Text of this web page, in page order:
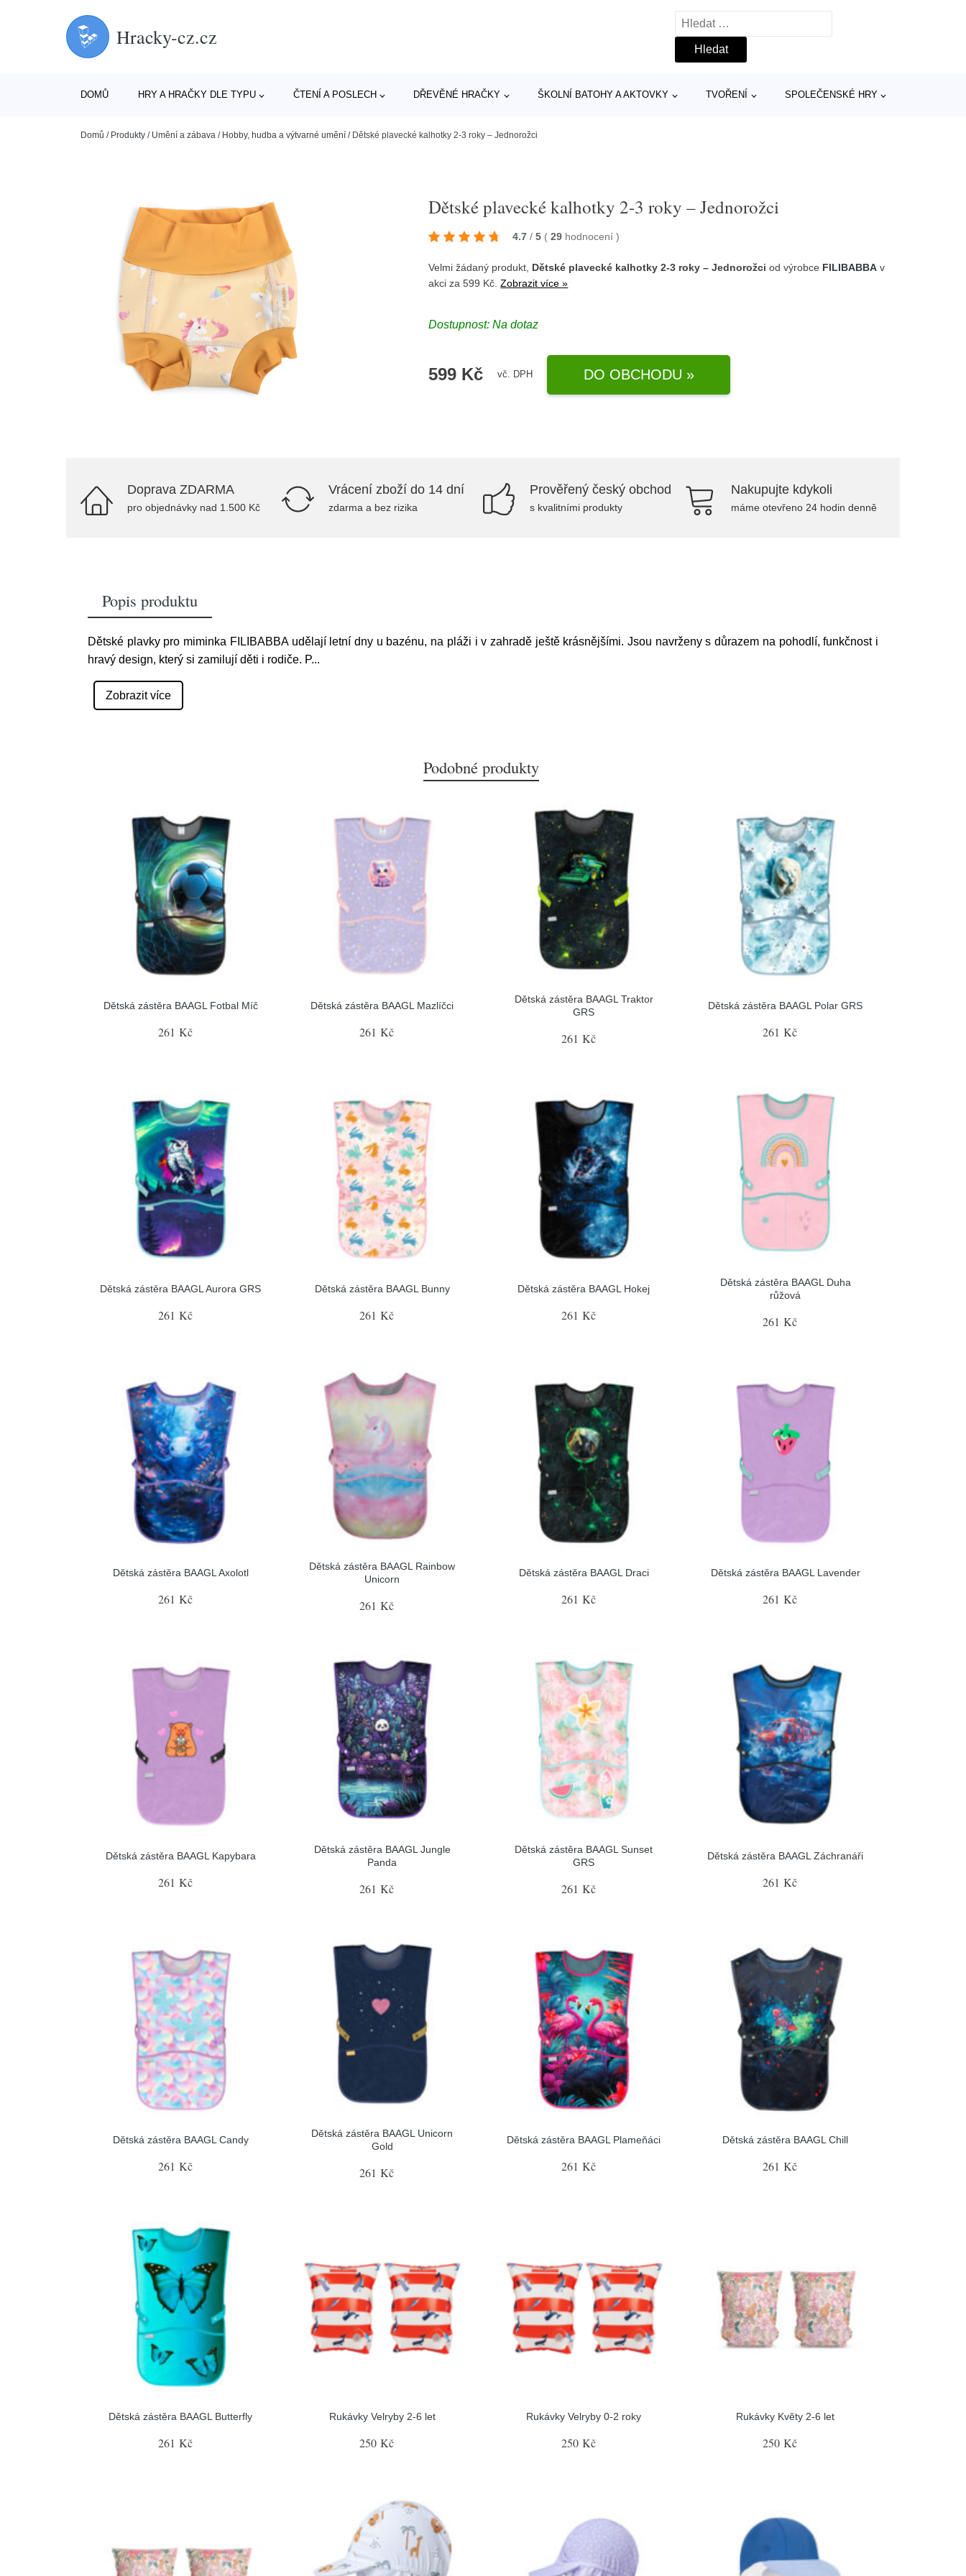
Hracky-cz.cz
Vyhledávání
DOMŮ HRY A HRAČKY DLE TYPU ČTENÍ A POSLECH DŘEVĚNÉ HRAČKY ŠKOLNÍ BATOHY A AKTOVKY TVOŘENÍ SPOLEČENSKÉ HRY
Domů / Produkty / Umění a zábava / Hobby, hudba a výtvarné umění / Dětské plavecké kalhotky 2-3 roky – Jednorožci
Dětské plavecké kalhotky 2-3 roky – Jednorožci
4.7 / 5 ( 29 hodnocení)
Velmi žádaný produkt, Dětské plavecké kalhotky 2-3 roky – Jednorožci od výrobce FILIBABBA v
akci za 599 Kč.Zobrazit více »
Dostupnost: Na dotaz
599 Kč vč. DPH DO OBCHODU »
Doprava ZDARMA
pro objednávky nad 1.500 Kč
Vrácení zboží do 14 dní
zdarma a bez rizika
Prověřený český obchod
s kvalitními produkty
Nakupujte kdykoli
máme otevřeno 24 hodin denně
Popis produktu
Dětské plavky pro miminka FILIBABBA udělají letní dny u bazénu, na pláži i v zahradě ještě krásnějšími. Jsou navrženy s důrazem na pohodlí, funkčnost i
hravý design, který si zamilují děti i rodiče. P...
Zobrazit více
Podobné produkty
Dětská zástěra BAAGL Fotbal Míč
261 Kč
Dětská zástěra BAAGL Mazlíčci
261 Kč
Dětská zástěra BAAGL Traktor
GRS
261 Kč
Dětská zástěra BAAGL Polar GRS
261 Kč
Dětská zástěra BAAGL Aurora GRS
261 Kč
Dětská zástěra BAAGL Bunny
261 Kč
Dětská zástěra BAAGL Hokej
261 Kč
Dětská zástěra BAAGL Duha
růžová
261 Kč
Dětská zástěra BAAGL Axolotl
261 Kč
Dětská zástěra BAAGL Rainbow
Unicorn
261 Kč
Dětská zástěra BAAGL Draci
261 Kč
Dětská zástěra BAAGL Lavender
261 Kč
Dětská zástěra BAAGL Kapybara
261 Kč
Dětská zástěra BAAGL Jungle
Panda
261 Kč
Dětská zástěra BAAGL Sunset
GRS
261 Kč
Dětská zástěra BAAGL Záchranáři
261 Kč
Dětská zástěra BAAGL Candy
261 Kč
Dětská zástěra BAAGL Unicorn
Gold
261 Kč
Dětská zástěra BAAGL Plameňáci
261 Kč
Dětská zástěra BAAGL Chill
261 Kč
Dětská zástěra BAAGL Butterfly
261 Kč
Rukávky Velryby 2-6 let
250 Kč
Rukávky Velryby 0-2 roky
250 Kč
Rukávky Květy 2-6 let
250 Kč